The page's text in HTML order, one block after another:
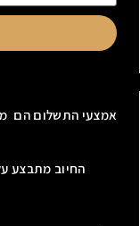
אמצעי התשלום הם
החיוב מתבצע